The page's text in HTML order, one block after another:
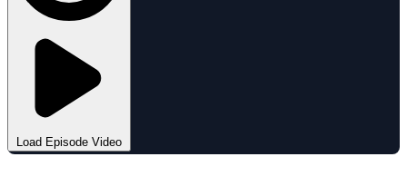
Load Episode Video